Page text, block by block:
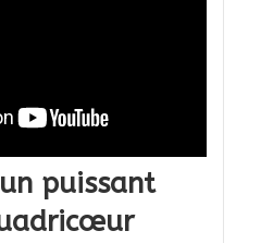
puissant